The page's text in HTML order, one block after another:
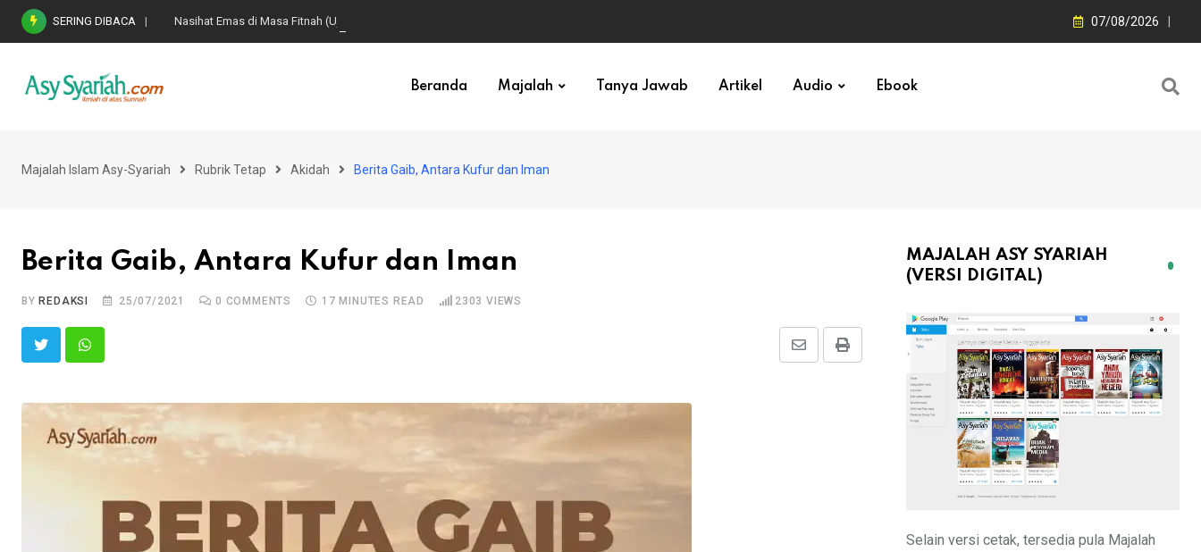
Skip
SERING DIBACA Nasihat Emas di Masa Fitnah (Ujian/Perselisihan) 07/08/2026
Beranda Majalah Tanya Jawab Artikel Audio Ebook
Majalah Islam Asy-Syariah Rubrik Tetap Akidah Berita Gaib, Antara Kufur dan Iman
Berita Gaib, Antara Kufur dan Iman
BY REDAKSI 25/07/2021 0 COMMENTS 17 MINUTES READ 2303 VIEWS
Print
Share
MAJALAH ASY SYARIAH
(VERSI DIGITAL)
Selain versi cetak, tersedia pula Majalah